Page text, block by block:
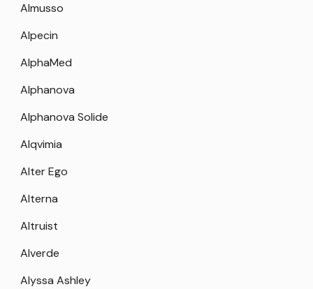
Almusso
Alpecin
AlphaMed
Alphanova
Alphanova Solide
Alqvimia
Alter Ego
Alterna
Altruist
Alverde
Alyssa Ashley